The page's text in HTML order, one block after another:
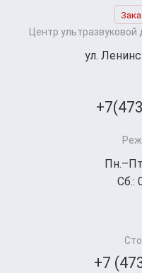
Центр ультразвуковой
ул.
Сб.:
+7